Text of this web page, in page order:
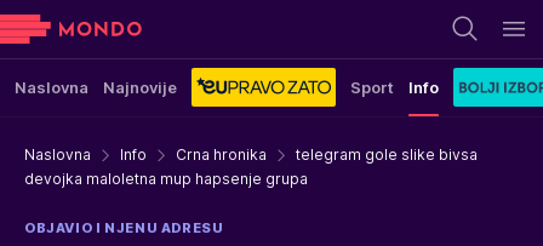
Naslovna Najnovije Sport Info
Naslovna Info Crna hronika
telegram gole slike bivsa
devojka maloletna mup hapsenje grupa
OBJAVIO I NJENU ADRESU